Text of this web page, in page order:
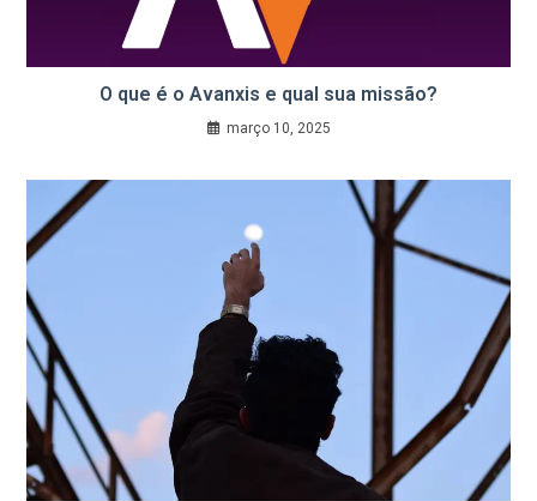
O que é o Avanxis e qual sua missão?
março 10, 2025